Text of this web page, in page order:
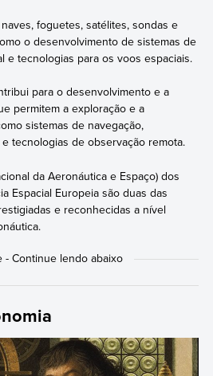
foguetes, satélites, sondas e
o desenvolvimento de sistemas de
e tecnologias para os voos espaciais.
para o desenvolvimento e a
permitem a exploração e a
sistemas de navegação,
tecnologias de observação remota.
da Aeronáutica e Espaço) dos
Espacial Europeia são duas das
e reconhecidas a nível